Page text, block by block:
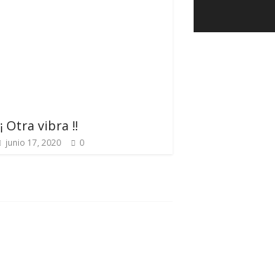
Otra vibra !!
junio 17, 2020 0